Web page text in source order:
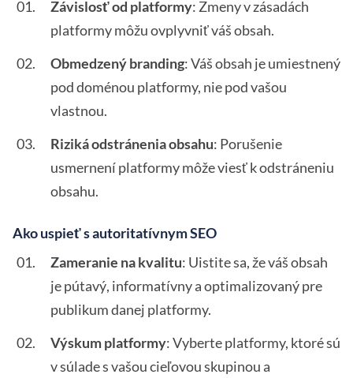
Závislosť od platformy: Zmeny v zásadách
platformy môžu ovplyvniť váš obsah.
Obmedzený branding: Váš obsah je umiestnený
pod doménou platformy, nie pod vašou
vlastnou.
Riziká odstránenia obsahu: Porušenie
usmernení platformy môže viesť k odstráneniu
obsahu.
Ako uspieť s autoritatívnym SEO
Zameranie na kvalitu: Uistite sa, že váš obsah
je pútavý, informatívny a optimalizovaný pre
publikum danej platformy.
Výskum platformy: Vyberte platformy, ktoré sú
v súlade s vašou cieľovou skupinou a